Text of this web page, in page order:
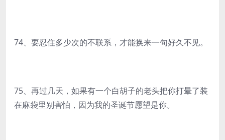
74、要忍住多少次的不联系，才能换来一句好久不见。
75、再过几天，如果有一个白胡子的老头把你打晕了装
在麻袋里别害怕，因为我的圣诞节愿望是你。